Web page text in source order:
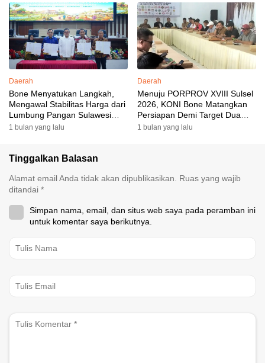
Targetkan Venue dan
Akomodasi Rampung
Daerah
Bone Menyatukan Langkah,
Mengawal Stabilitas Harga dari
Lumbung Pangan Sulawesi
Selatan
1 bulan yang lalu
Daerah
Menuju PORPROV XVIII Sulsel
2026, KONI Bone Matangkan
Persiapan Demi Target Dua
Besar
1 bulan yang lalu
Tinggalkan Balasan
Alamat email Anda tidak akan dipublikasikan. Ruas yang wajib
ditandai *
Simpan nama, email, dan situs web saya pada peramban ini
untuk komentar saya berikutnya.